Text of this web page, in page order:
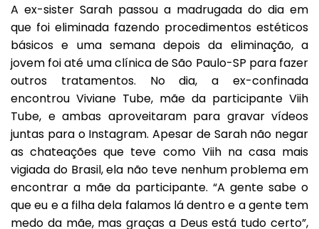
A ex-sister Sarah passou a madrugada do dia em
que foi eliminada fazendo procedimentos estéticos
básicos e uma semana depois da eliminação, a
jovem foi até uma clínica de São Paulo-SP para fazer
outros tratamentos. No dia, a ex-confinada
encontrou Viviane Tube, mãe da participante Viih
Tube, e ambas aproveitaram para gravar vídeos
juntas para o Instagram. Apesar de Sarah não negar
as chateações que teve como Viih na casa mais
vigiada do Brasil, ela não teve nenhum problema em
encontrar a mãe da participante. “A gente sabe o
que eu e a filha dela falamos lá dentro e a gente tem
medo da mãe, mas graças a Deus está tudo certo”,